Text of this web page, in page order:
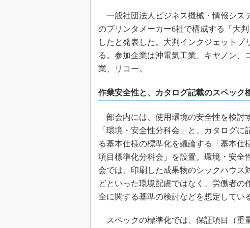
一般社団法人ビジネス機械・情報シス
のプリンタメーカー6社で構成する「大
したと発表した。大判インクジェット
る。参加企業は沖電気工業、キヤノン、
業、リコー。
作業安全性と、カタログ記載のスペック
部会内には、使用環境の安全性を検討
「環境・安全性分科会」と、カタログに
る基本仕様の標準化を議論する「基本仕
項目標準化分科会」を設置。環境・安全
会では、印刷した成果物のシックハウス
どといった環境配慮ではなく、労働者の
全に関する基準の検討などを想定してい
スペックの標準化では、保証項目（重